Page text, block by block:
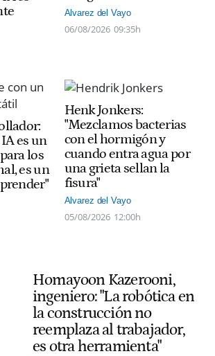
Alvarez del Vayo
06/08/2026 09:35h
es un
los
es un
Henk Jonkers:
"Mezclamos bacterias
con el hormigón y
cuando entra agua por
una grieta sellan la
fisura"
Alvarez del Vayo
05/08/2026 12:00h
Homayoon Kazerooni,
ingeniero: "La robótica en
la construcción no
reemplaza al trabajador,
es otra herramienta"